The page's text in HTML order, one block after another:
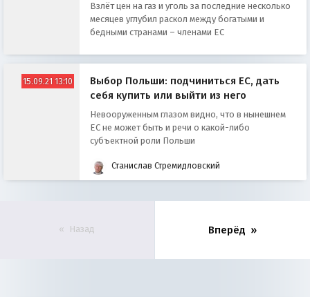
Взлёт цен на газ и уголь за последние несколько
месяцев углубил раскол между богатыми и
бедными странами – членами ЕС
15.09.21 13:10
Выбор Польши: подчиниться ЕС, дать
себя купить или выйти из него
Невооруженным глазом видно, что в нынешнем
ЕС не может быть и речи о какой-либо
субъектной роли Польши
Станислав Стремидловский
Назад Вперёд